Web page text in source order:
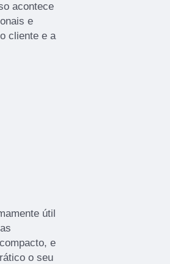
acontece
e
cliente e a
útil
e
o seu